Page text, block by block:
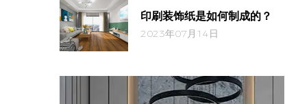
印刷装饰纸是如何制成的？
2023年07月14日